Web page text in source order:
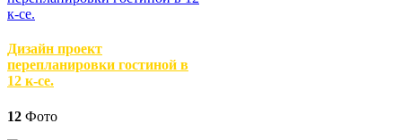
Дизайн проект
перепланировки гостиной в
12 к-се.
12 Фото